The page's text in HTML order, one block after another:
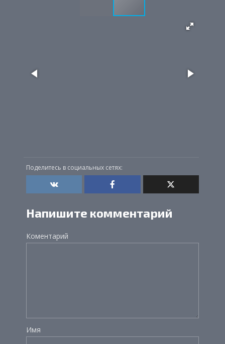
Поделитесь в социальных сетях:
Напишите комментарий
Коментарий
Имя